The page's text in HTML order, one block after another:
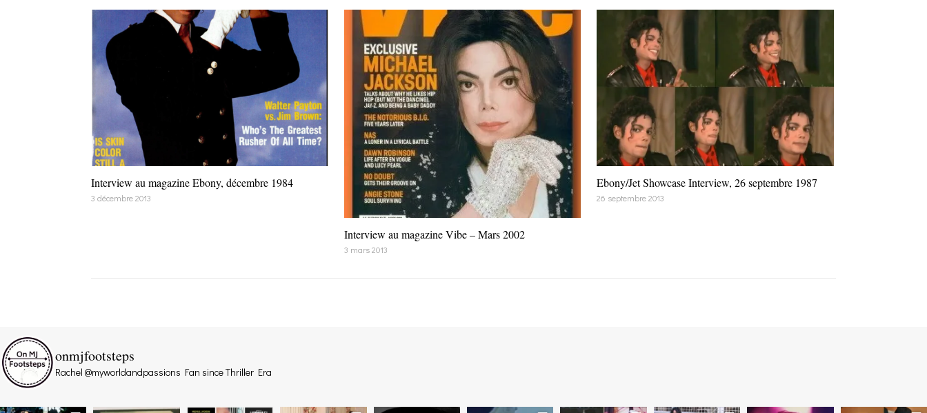
Interview au magazine Ebony, décembre 1984
3 décembre 2013
Interview au magazine Vibe – Mars 2002
3 mars 2013
Ebony/Jet Showcase Interview, 26 septembre 1987
26 septembre 2013
onmjfootsteps
Rachel @myworldandpassions Fan since Thriller Era